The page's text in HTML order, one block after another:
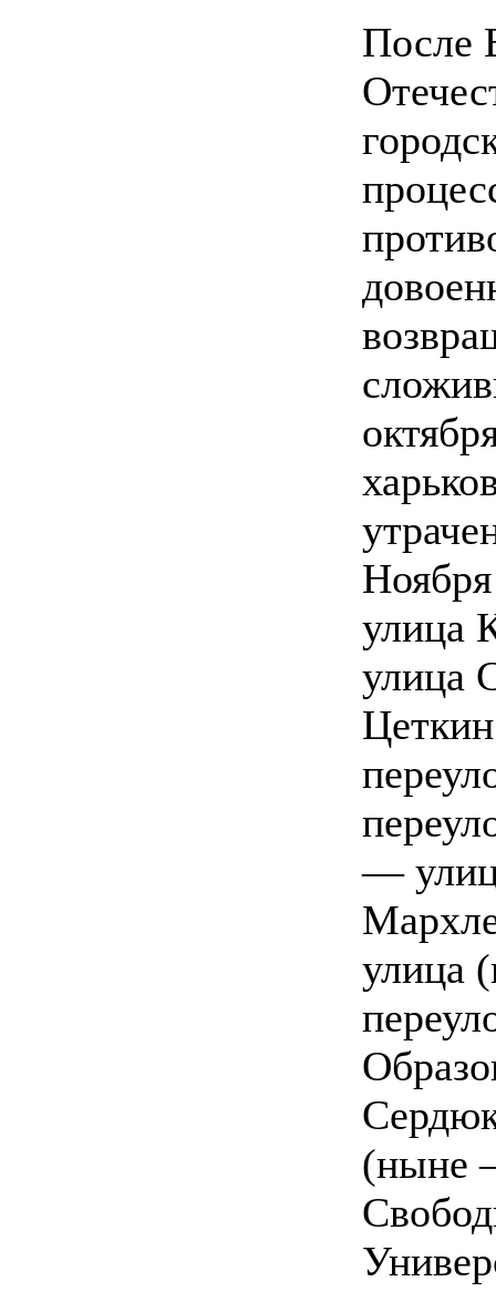
После
улица
улица
—
улица
(ныне